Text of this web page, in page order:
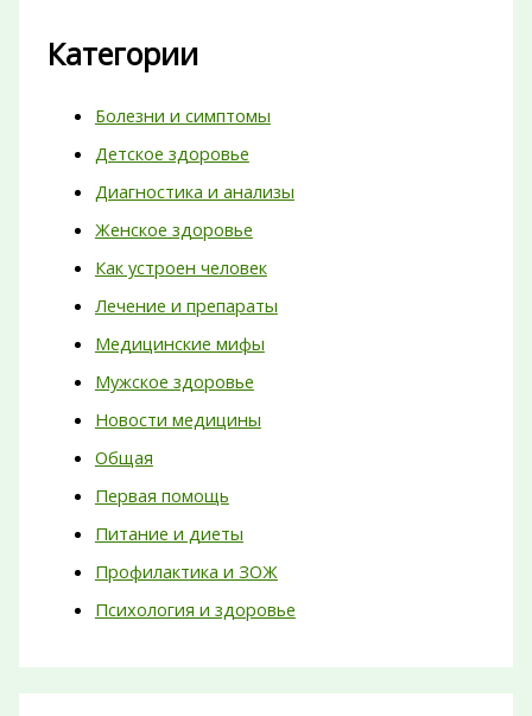
Категории
Болезни и симптомы
Детское здоровье
Диагностика и анализы
Женское здоровье
Как устроен человек
Лечение и препараты
Медицинские мифы
Мужское здоровье
Новости медицины
Общая
Первая помощь
Питание и диеты
Профилактика и ЗОЖ
Психология и здоровье